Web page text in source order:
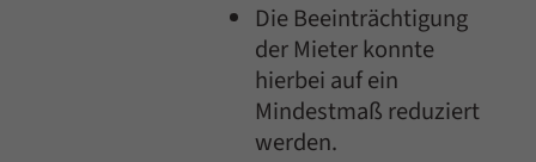
Die Beeinträchtigung
der Mieter konnte
hierbei auf ein
Mindestmaß reduziert
werden.